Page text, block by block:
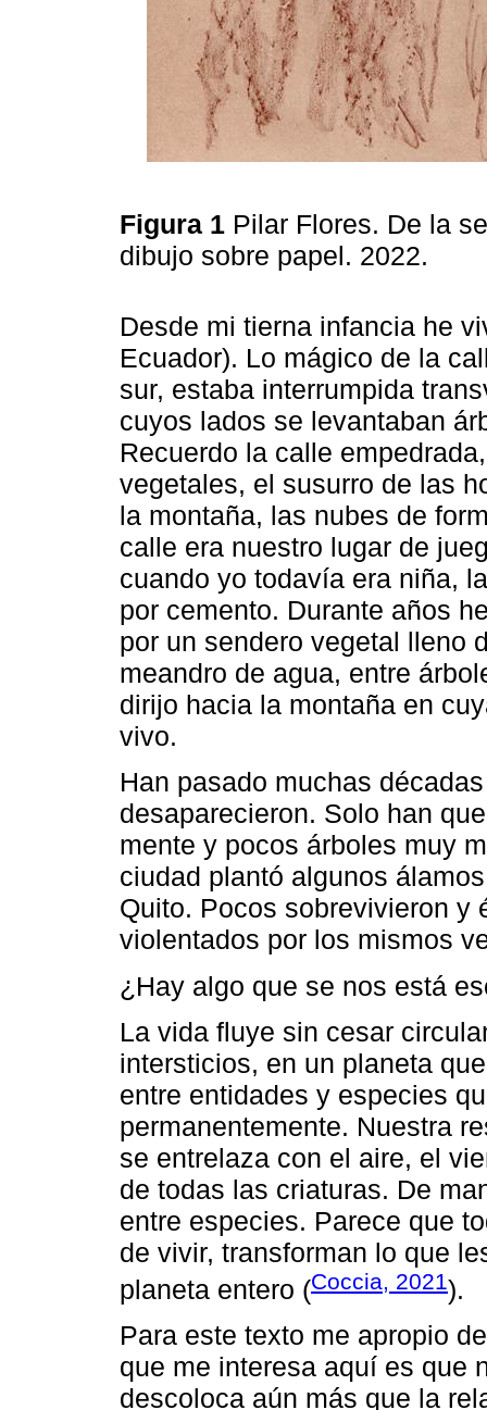
Figura 1 Pilar Flores. De la
dibujo sobre papel. 2022.
Desde mi tierna infancia he
Ecuador). Lo mágico de la
sur, estaba interrumpida
cuyos lados se levantaban
Recuerdo la calle
vegetales, el susurro de las
la montaña, las nubes de
calle era nuestro lugar de
cuando yo todavía era niña,
por cemento. Durante años
por un sendero vegetal lleno
meandro de agua, entre
dirijo hacia la montaña en
vivo.
Han pasado muchas
desaparecieron. Solo han
mente y pocos árboles muy
ciudad plantó algunos
Quito. Pocos sobrevivieron y
violentados por los mismos
¿Hay algo que se nos está
La vida fluye sin cesar
intersticios, en un planeta
entre entidades y especies
permanentemente. Nuestra
se entrelaza con el aire, el
de todas las criaturas. De
entre especies. Parece que
de vivir, transforman lo que
planeta entero (Coccia, 2021).
Para este texto me apropio
que me interesa aquí es que
descoloca aún más que la